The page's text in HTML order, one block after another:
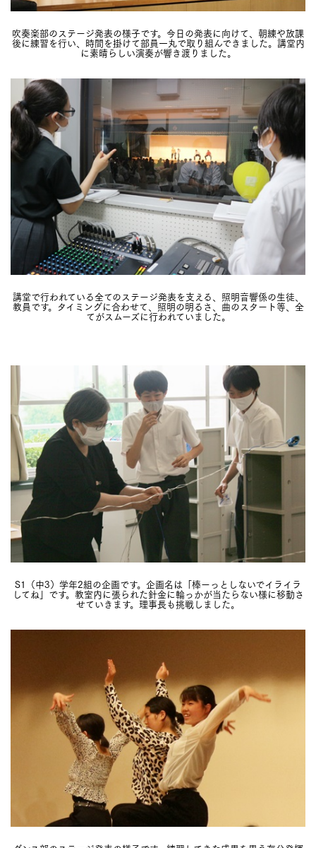
吹奏楽部のステージ発表の様子です。今日の発表に向けて、朝練や放課
後に練習を行い、時間を掛けて部員一丸で取り組んできました。講堂内
に素晴らしい演奏が響き渡りました。
講堂で行われている全てのステージ発表を支える、照明音響係の生徒、
教員です。タイミングに合わせて、照明の明るさ、曲のスタート等、全
てがスムーズに行われていました。
S1（中3）学年2組の企画です。企画名は「棒ーっとしないでイライラ
してね」です。教室内に張られた針金に輪っかが当たらない様に移動さ
せていきます。理事長も挑戦しました。